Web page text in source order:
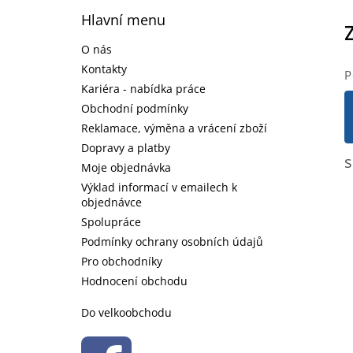
Hlavní menu
O nás
Kontakty
Kariéra - nabídka práce
Obchodní podmínky
Reklamace, výměna a vrácení zboží
Dopravy a platby
Moje objednávka
Výklad informací v emailech k
objednávce
Spolupráce
Podmínky ochrany osobních údajů
Pro obchodníky
Hodnocení obchodu
Do velkoobchodu